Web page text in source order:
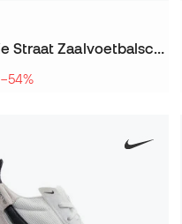
Predator Precisie Straat Zaalvoetbalschoenen
−54%